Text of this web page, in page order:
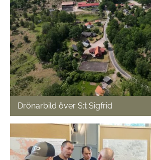
Drönarbild över S:t Sigfrid